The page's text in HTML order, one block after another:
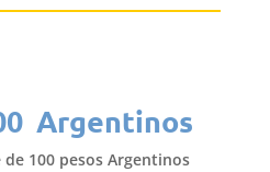
Argentinos
100 pesos Argentinos